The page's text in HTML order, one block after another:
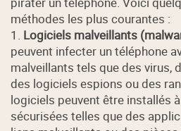
méthodes les plus courantes :
1. Logiciels malveillants
peuvent infecter un téléphone
malveillants tels que des virus,
des logiciels espions ou des
logiciels peuvent être installés
sécurisées telles que des